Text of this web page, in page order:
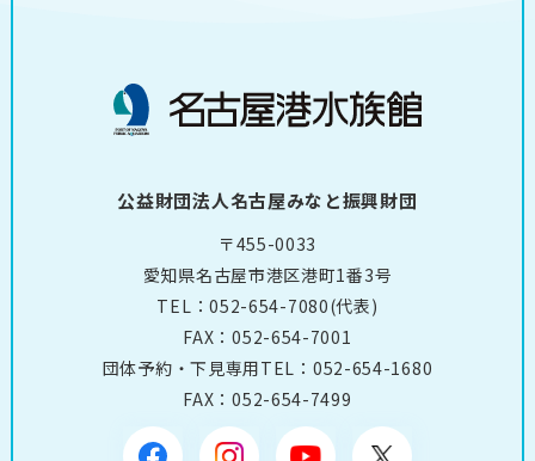
公益財団法人名古屋みなと振興財団
〒455-0033
愛知県名古屋市港区港町1番3号
TEL：052-654-7080(代表)
FAX：052-654-7001
団体予約・下見専用TEL： 052-654-1680
FAX：052-654-7499